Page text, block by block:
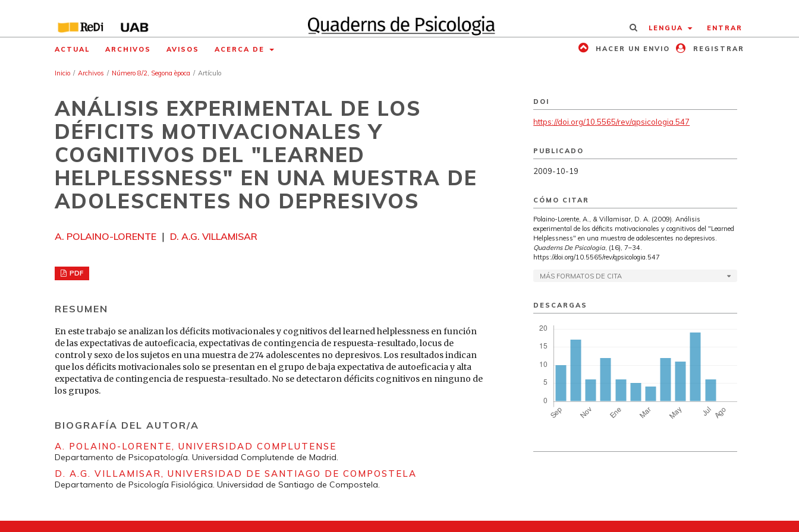
LENGUA ENTRAR
ACTUAL ARCHIVOS AVISOS ACERCA DE HACER UN ENVIO REGISTRAR
Inicio / Archivos / Número 8/2, Segona època / Artículo
ANÁLISIS EXPERIMENTAL DE LOS
DÉFICITS MOTIVACIONALES Y
COGNITIVOS DEL "LEARNED
HELPLESSNESS" EN UNA MUESTRA DE
ADOLESCENTES NO DEPRESIVOS
A. POLAINO-LORENTE D. A.G. VILLAMISAR
PDF
RESUMEN
En este trabajo se analizan los déficits motivacionales y cognitivos del learned helplessness en función
de las expectativas de autoeficacia, expectativas de contingencia de respuesta-resultado, locus de
control y sexo de los sujetos en una muestra de 274 adolescentes no depresivos. Los resultados indican
que los déficits motivacionales solo se presentan en el grupo de baja expectativa de autoeficacia y alta
expectativa de contingencia de respuesta-resultado. No se detectaron déficits cognitivos en ninguno de
los grupos.
BIOGRAFÍA DEL AUTOR/A
A. POLAINO-LORENTE, UNIVERSIDAD COMPLUTENSE
Departamento de Psicopatología. Universidad Complutende de Madrid.
D. A.G. VILLAMISAR, UNIVERSIDAD DE SANTIAGO DE COMPOSTELA
Departamento de Psicología Fisiológica. Universidad de Santiago de Compostela.
DOI
https://doi.org/10.5565/rev/qpsicologia.547
PUBLICADO
2009-10-19
CÓMO CITAR
Polaino-Lorente, A., & Villamisar, D. A. (2009). Análisis
experimental de los déficits motivacionales y cognitivos del "Learned
Helplessness" en una muestra de adolescentes no depresivos.
Quaderns De Psicologia, (16), 7–34.
https://doi.org/10.5565/rev/qpsicologia.547
MÁS FORMATOS DE CITA
DESCARGAS